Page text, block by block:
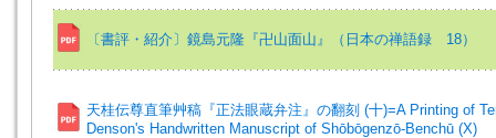
〔書評・紹介〕鏡島元隆『卍山面山』（日本の禅語録 18）
天桂伝尊直筆艸稿『正法眼蔵弁注』の翻刻 (十)=A Printing of
Denson's Handwritten Manuscript of Shōbōgenzō-Benchū (X)